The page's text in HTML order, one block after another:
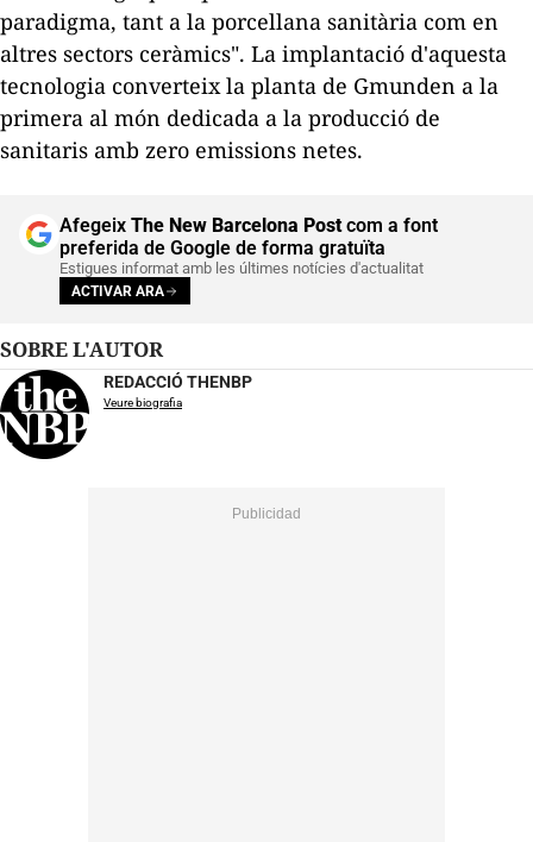
paradigma, tant a la porcellana sanitària com en
altres sectors ceràmics". La implantació d'aquesta
tecnologia converteix la planta de Gmunden a la
primera al món dedicada a la producció de
sanitaris amb zero emissions netes.
Afegeix The New Barcelona Postcom a font
preferida de Google de forma gratuïta
Estigues informat amb les últimes notícies d'actualitat
ACTIVAR ARA
SOBRE L'AUTOR
REDACCIÓ THENBP
Veure biografia